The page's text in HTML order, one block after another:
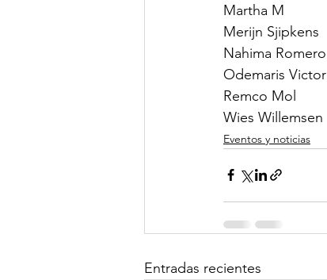
Martha M
Merijn Sjipkens
Nahima Romero
Odemaris
Remco Mol
Wies Willemsen
Eventos y noticias
Entradas recientes